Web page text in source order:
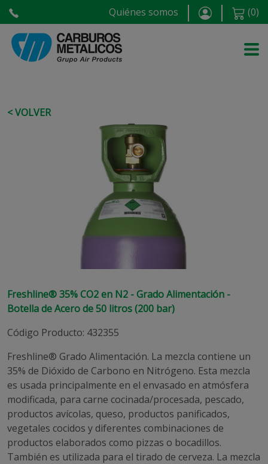
Quiénes somos (0)
< VOLVER
Freshline® 35% CO2 en N2 - Grado Alimentación -
Botella de Acero de 50 litros (200 bar)
Código Producto: 432355
Freshline® Grado Alimentación. La mezcla contiene un
35% de Dióxido de Carbono en Nitrógeno. Esta mezcla
es usada principalmente en el envasado en atmósfera
modificada, para carne cocinada/procesada, pescado,
productos avícolas, queso, productos panificados,
vegetales cocidos y diferentes combinaciones de
productos elaborados como pizzas o bocadillos.
También es utilizada para el tirado de cerveza. La mezcla